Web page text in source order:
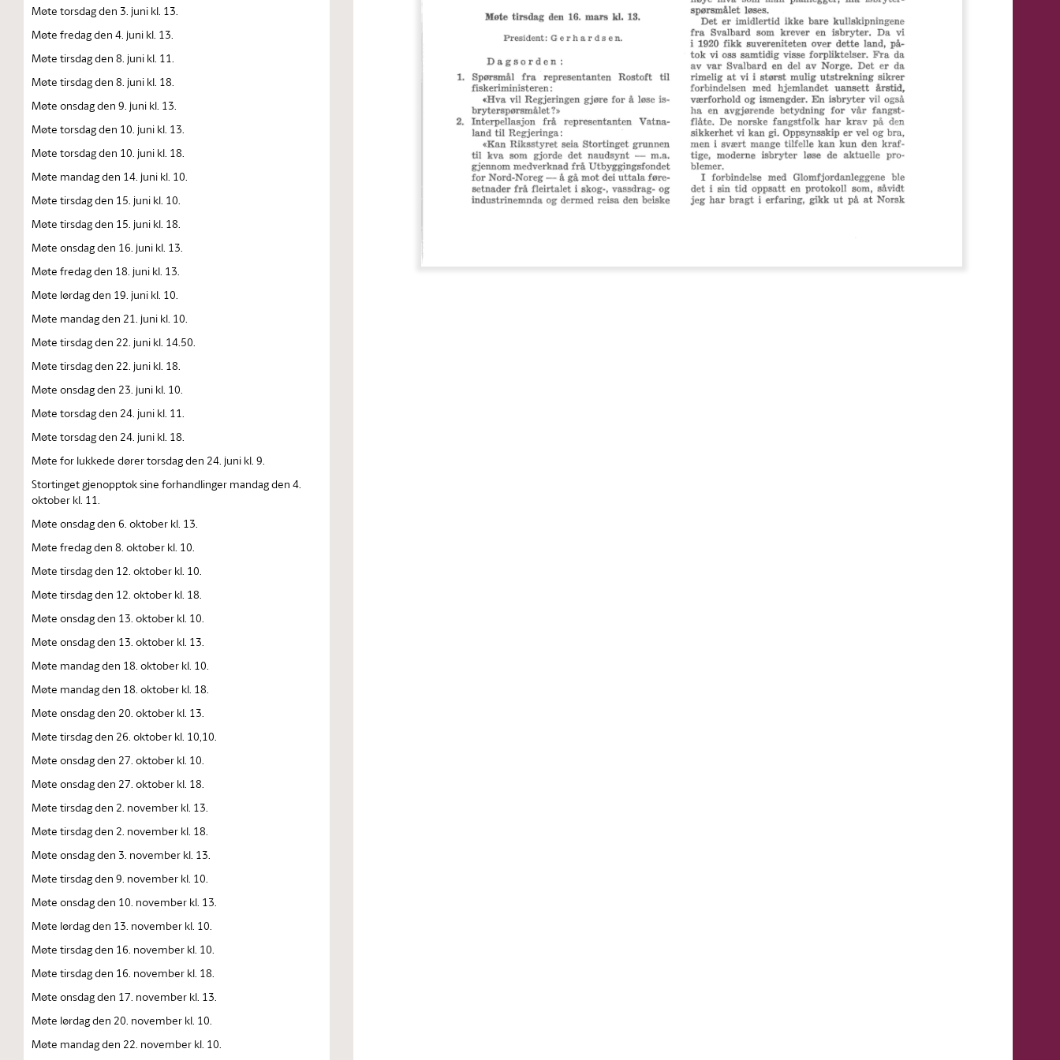
Møte torsdag den 3. juni kl. 13.
Møte fredag den 4. juni kl. 13.
Møte tirsdag den 8. juni kl. 11.
Møte tirsdag den 8. juni kl. 18.
Møte onsdag den 9. juni kl. 13.
Møte torsdag den 10. juni kl. 13.
Møte torsdag den 10. juni kl. 18.
Møte mandag den 14. juni kl. 10.
Møte tirsdag den 15. juni kl. 10.
Møte tirsdag den 15. juni kl. 18.
Møte onsdag den 16. juni kl. 13.
Møte fredag den 18. juni kl. 13.
Møte lørdag den 19. juni kl. 10.
Møte mandag den 21. juni kl. 10.
Møte tirsdag den 22. juni kl. 14.50.
Møte tirsdag den 22. juni kl. 18.
Møte onsdag den 23. juni kl. 10.
Møte torsdag den 24. juni kl. 11.
Møte torsdag den 24. juni kl. 18.
Møte for lukkede dører torsdag den 24. juni kl. 9.
Stortinget gjenopptok sine forhandlinger mandag den 4.
oktober kl. 11.
Møte onsdag den 6. oktober kl. 13.
Møte fredag den 8. oktober kl. 10.
Møte tirsdag den 12. oktober kl. 10.
Møte tirsdag den 12. oktober kl. 18.
Møte onsdag den 13. oktober kl. 10.
Møte onsdag den 13. oktober kl. 13.
Møte mandag den 18. oktober kl. 10.
Møte mandag den 18. oktober kl. 18.
Møte onsdag den 20. oktober kl. 13.
Møte tirsdag den 26. oktober kl. 10,10.
Møte onsdag den 27. oktober kl. 10.
Møte onsdag den 27. oktober kl. 18.
Møte tirsdag den 2. november kl. 13.
Møte tirsdag den 2. november kl. 18.
Møte onsdag den 3. november kl. 13.
Møte tirsdag den 9. november kl. 10.
Møte onsdag den 10. november kl. 13.
Møte lørdag den 13. november kl. 10.
Møte tirsdag den 16. november kl. 10.
Møte tirsdag den 16. november kl. 18.
Møte onsdag den 17. november kl. 13.
Møte lørdag den 20. november kl. 10.
Møte mandag den 22. november kl. 10.